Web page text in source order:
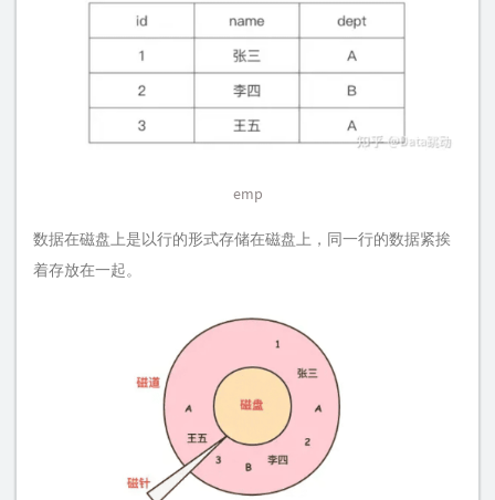
emp
数据在磁盘上是以行的形式存储在磁盘上，同一行的数据紧挨
着存放在一起。